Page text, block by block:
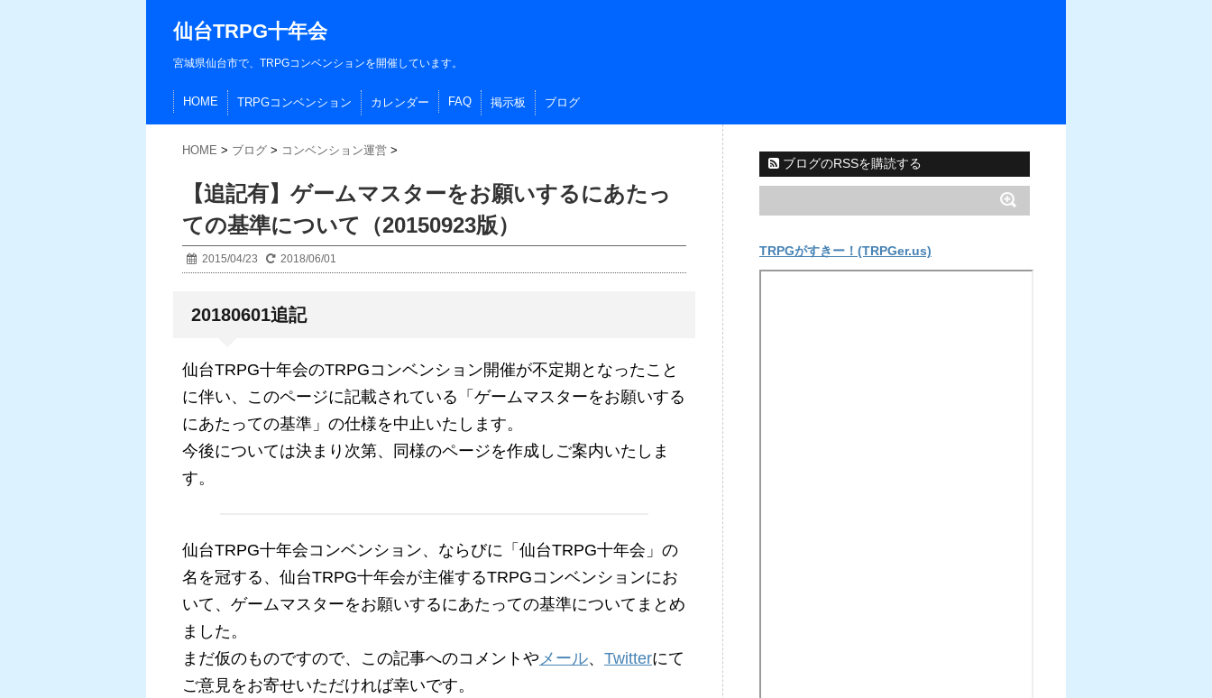
仙台TRPG十年会
宮城県仙台市で、TRPGコンベンションを開催しています。
HOME TRPGコンベンション カレンダー FAQ 掲示板 ブログ
HOME > ブログ > コンベンション運営 >
【追記有】ゲームマスターをお願いするにあたっ
ての基準について（20150923版）
2015/04/23 2018/06/01
20180601追記
仙台TRPG十年会のTRPGコンベンション開催が不定期となったこと
に伴い、このページに記載されている「ゲームマスターをお願いする
にあたっての基準」の仕様を中止いたします。
今後については決まり次第、同様のページを作成しご案内いたしま
す。
仙台TRPG十年会コンベンション、ならびに「仙台TRPG十年会」の
名を冠する、仙台TRPG十年会が主催するTRPGコンベンションにお
いて、ゲームマスターをお願いするにあたっての基準についてまとめ
ました。
まだ仮のものですので、この記事へのコメントやメール、 Twitterにて
ご意見をお寄せいただければ幸いです。
ブログのRSSを購読する
TRPGがすきー！(TRPGer.us)